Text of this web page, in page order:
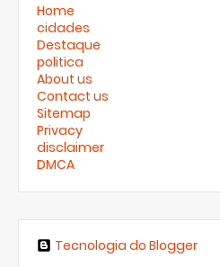
Home
cidades
Destaque
politica
About us
Contact us
Sitemap
Privacy
disclaimer
DMCA
Tecnologia do Blogger